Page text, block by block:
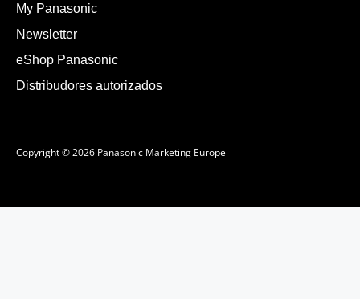
My Panasonic
Newsletter
eShop Panasonic
Distribudores autorizados
Copyright © 2026 Panasonic Marketing Europe